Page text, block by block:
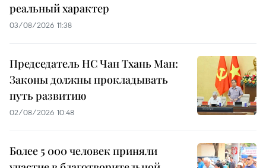
реальный характер
03/08/2026 11:38
Председатель НС Чан Тхань Ман:
Законы должны прокладывать
путь развитию
02/08/2026 10:48
Более 5 000 человек приняли